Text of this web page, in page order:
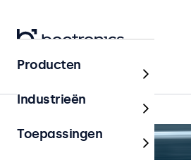
Home
Producten
Industrieën
Toepassingen